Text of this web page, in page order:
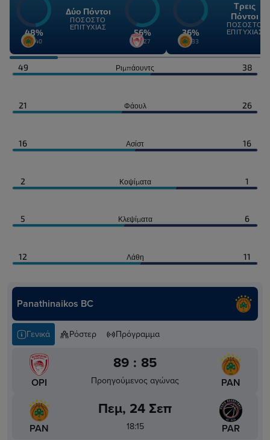
48%
19/40
Δύο Πόντοι
ΠΟΣΟΣΤΌ
ΕΠΙΤΥΧΊΑΣ
56%
15/27
36%
12/33
Τρεις
Πόντοι
ΠΟΣΟΣΤΌ
ΕΠΙΤΥΧΊΑΣ
49 Ριμπάουντς 38
21 Φάουλ 26
16 Ασίστ 16
2 Κοψίματα 1
5 Κλεψίματα 6
12 Λάθη 11
Panathinaikos BC
Γενικά Ρόστερ Πρόγραμμα
OPI
89 : 85
Προηγούμενος αγώνας PAN
PAN
Πεμ, 24 Σεπ
18:15 PAR